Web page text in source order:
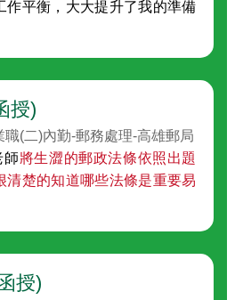
作平衡，大大提升了我的準備
授)
職(二)內勤-郵務處理-高雄郵局
師將生澀的郵政法條依照出題
清楚的知道哪些法條是重要易
授)